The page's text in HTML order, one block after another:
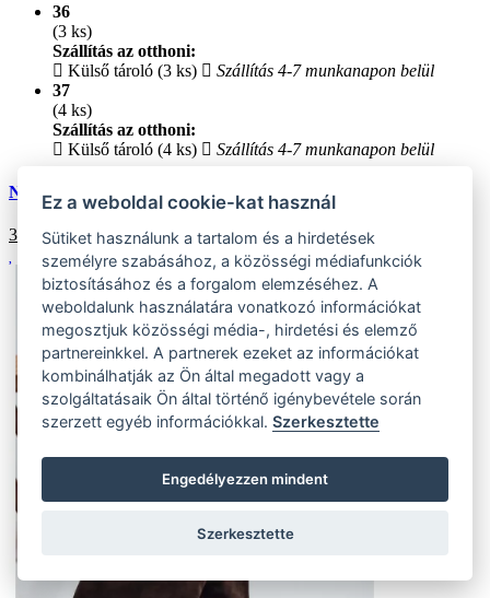
36
(3 ks)
Szállítás az otthoni:
Külső tároló (3 ks)
Szállítás 4-7 munkanapon belül
37
(4 ks)
Szállítás az otthoni:
Külső tároló (4 ks)
Szállítás 4-7 munkanapon belül
Női szarvasbőr cipő alacsony sarokkal, bézs
31865HUF
Ez a weboldal cookie-kat használ
Sütiket használunk a tartalom és a hirdetések
személyre szabásához, a közösségi médiafunkciók
biztosításához és a forgalom elemzéséhez. A
weboldalunk használatára vonatkozó információkat
megosztjuk közösségi média-, hirdetési és elemző
partnereinkkel. A partnerek ezeket az információkat
kombinálhatják az Ön által megadott vagy a
szolgáltatásaik Ön által történő igénybevétele során
szerzett egyéb információkkal.Szerkesztette
Engedélyezzen mindent
Szerkesztette